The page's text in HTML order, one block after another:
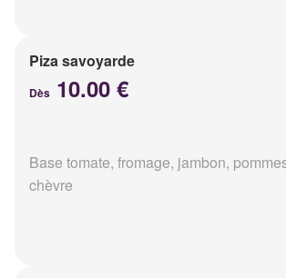
Piza savoyarde
Dès 10.00 €
Base tomate, fromage, jambon,
chèvre